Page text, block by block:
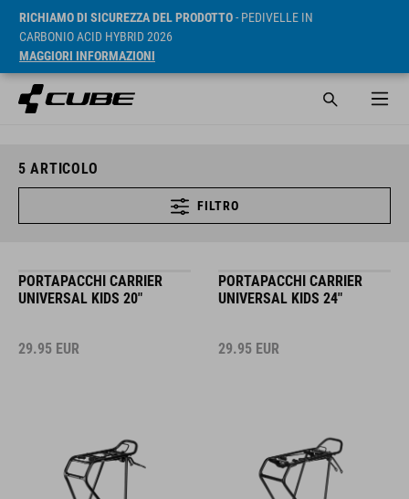
RICHIAMO DI SICUREZZA DEL PRODOTTO- PEDIVELLE IN
CARBONIO ACID HYBRID 2026
MAGGIORI INFORMAZIONI
5 ARTICOLO
FILTRO
PORTAPACCHI CARRIER
UNIVERSAL KIDS 20"
29.95 EUR
PORTAPACCHI CARRIER
UNIVERSAL KIDS 24"
29.95 EUR